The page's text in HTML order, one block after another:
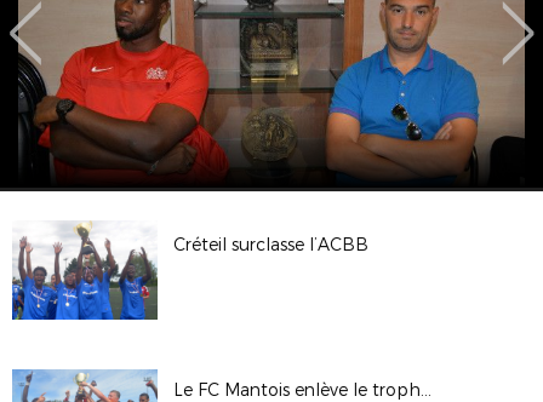
Créteil surclasse l’ACBB
Le FC Mantois enlève le trophée au CSL Aulnay